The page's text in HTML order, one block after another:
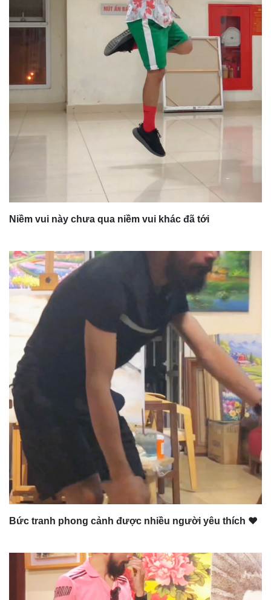
Niềm vui này chưa qua niềm vui khác đã tới
Bức tranh phong cảnh được nhiều người yêu thích ❤️